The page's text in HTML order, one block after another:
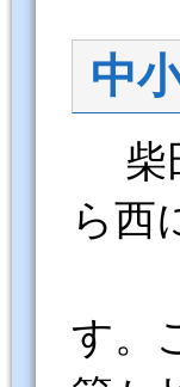
中
柴
ら西
す。